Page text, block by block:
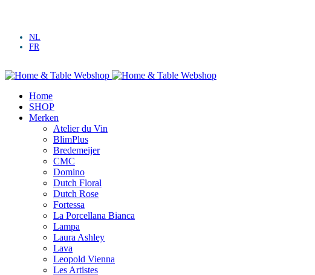
NL
FR
Home
SHOP
Merken
Atelier du Vin
BlimPlus
Bredemeijer
CMC
Domino
Dutch Floral
Dutch Rose
Fortessa
La Porcellana Bianca
Lampa
Laura Ashley
Lava
Leopold Vienna
Les Artistes